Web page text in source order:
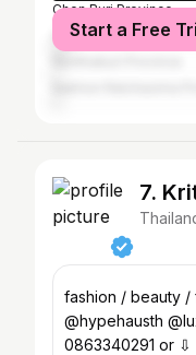
Chon Buri Province
Chiang Mai Province
Start a Free
7.
fashion / beauty /
@hypehausth
0863340291 or ⇩